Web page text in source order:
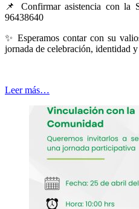
📌
Confirmar asistencia con la
96438640
✨ Esperamos contar con su
jornada de celebración, identidad
Leer más…